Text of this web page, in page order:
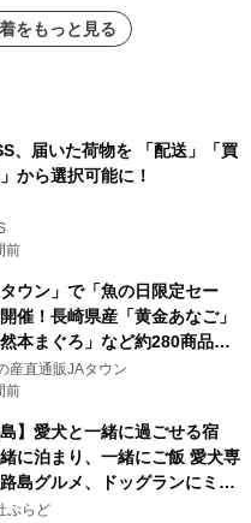
をもっと見る
、届いた荷物を 「配送」「買
から選択可能に！
前
タウン」で「魚の日限定セー
催！長崎県産「黄金あなご」
本まぐろ」など約280商品を
毎月１０日の定例企画～
産直通販JAタウン
前
島】愛犬と一緒に過ごせる宿
に泊まり、一緒にご飯 愛犬専
島グルメ、ドッグランにミニ
ランピングとトレーラーハウ
ぷらど